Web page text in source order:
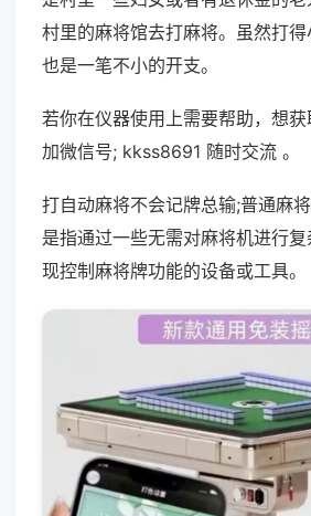
村里的麻将馆去打麻将。虽然打
也是一笔不小的开支。
若你在仪器使用上需要帮助，想
加微信号; kkss8691 随时交流 。
打自动麻将不会记牌总输;普通麻
是指通过一些无需对麻将机进行
现控制麻将牌功能的设备或工具。